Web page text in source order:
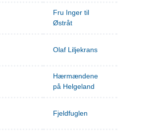
Fru Inger til
Østråt
Olaf Liljekrans
Hærmændene
på Helgeland
Fjeldfuglen